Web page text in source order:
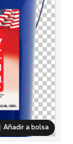
Añadir a bolsa